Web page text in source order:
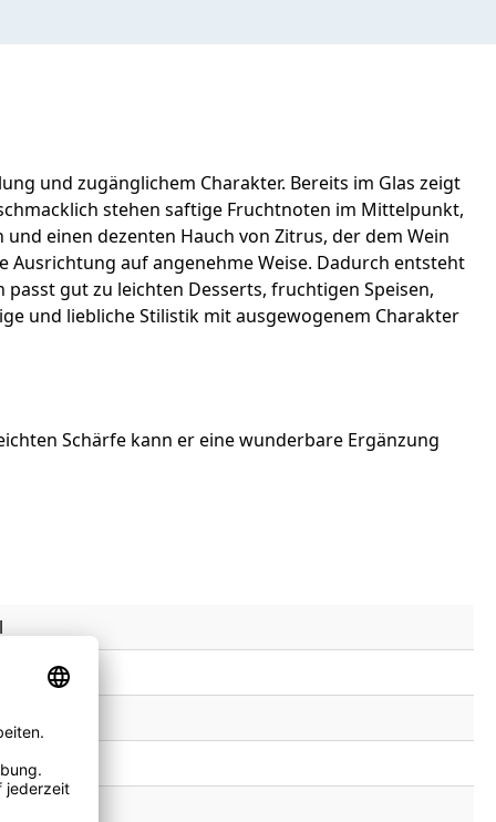
und zugänglichem Charakter. Bereits im Glas zeigt
stehen saftige Fruchtnoten im Mittelpunkt,
einen dezenten Hauch von Zitrus, der dem Wein
auf angenehme Weise. Dadurch entsteht
gut zu leichten Desserts, fruchtigen Speisen,
und liebliche Stilistik mit ausgewogenem Charakter
Schärfe kann er eine wunderbare Ergänzung